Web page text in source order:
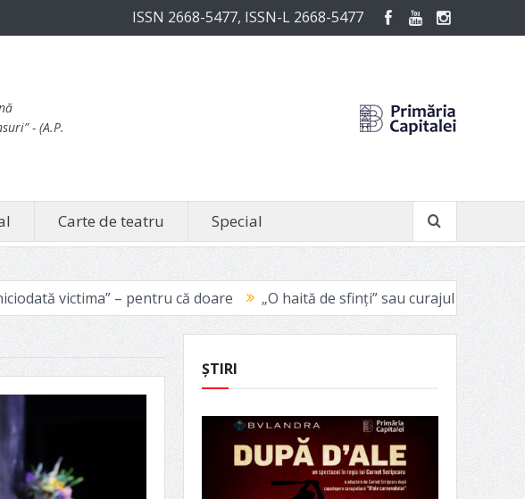
ISSN 2668-5477, ISSN-L 2668-5477
- (A.P.
Carte de teatru
Special
că doare „O haită de sfinți” sau curajul de a fi vinovat Avignon
ȘTIRI